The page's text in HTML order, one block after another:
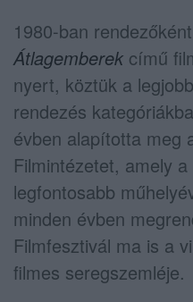
1980-ban
Átlagemberek című
nyert, köztük a
rendezés
évben alapította meg
Filmintézetet, amely
legfontosabb
minden évben
Filmfesztivál ma is a
filmes seregszemléje.